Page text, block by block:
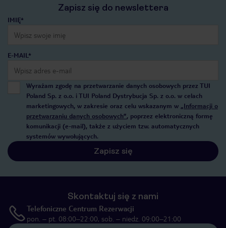
Zapisz się do newslettera
IMIĘ*
E-MAIL*
Wyrażam zgodę na przetwarzanie danych osobowych przez TUI
Poland Sp. z o.o. i TUI Poland Dystrybucja Sp. z o.o. w celach
marketingowych, w zakresie oraz celu wskazanym w „Informacji o
przetwarzaniu danych osobowych”, poprzez elektroniczną formę
komunikacji (e-mail), także z użyciem tzw. automatycznych
systemów wywołujących.
Zapisz się
Skontaktuj się z nami
Telefoniczne Centrum Rezerwacji
pon. – pt. 08:00–22:00, sob. – niedz. 09:00–21:00